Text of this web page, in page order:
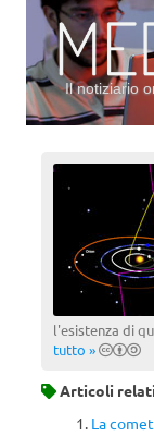
Il notiziario
l'esistenza di
tutto »
Articoli
La